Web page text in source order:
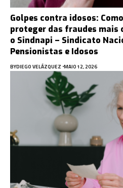
Golpes contra idosos:
proteger das fraudes mais
o Sindnapi – Sindicato
Pensionistas e Idosos
BYDIEGO VELÁZQUEZ MAIO 12, 2026